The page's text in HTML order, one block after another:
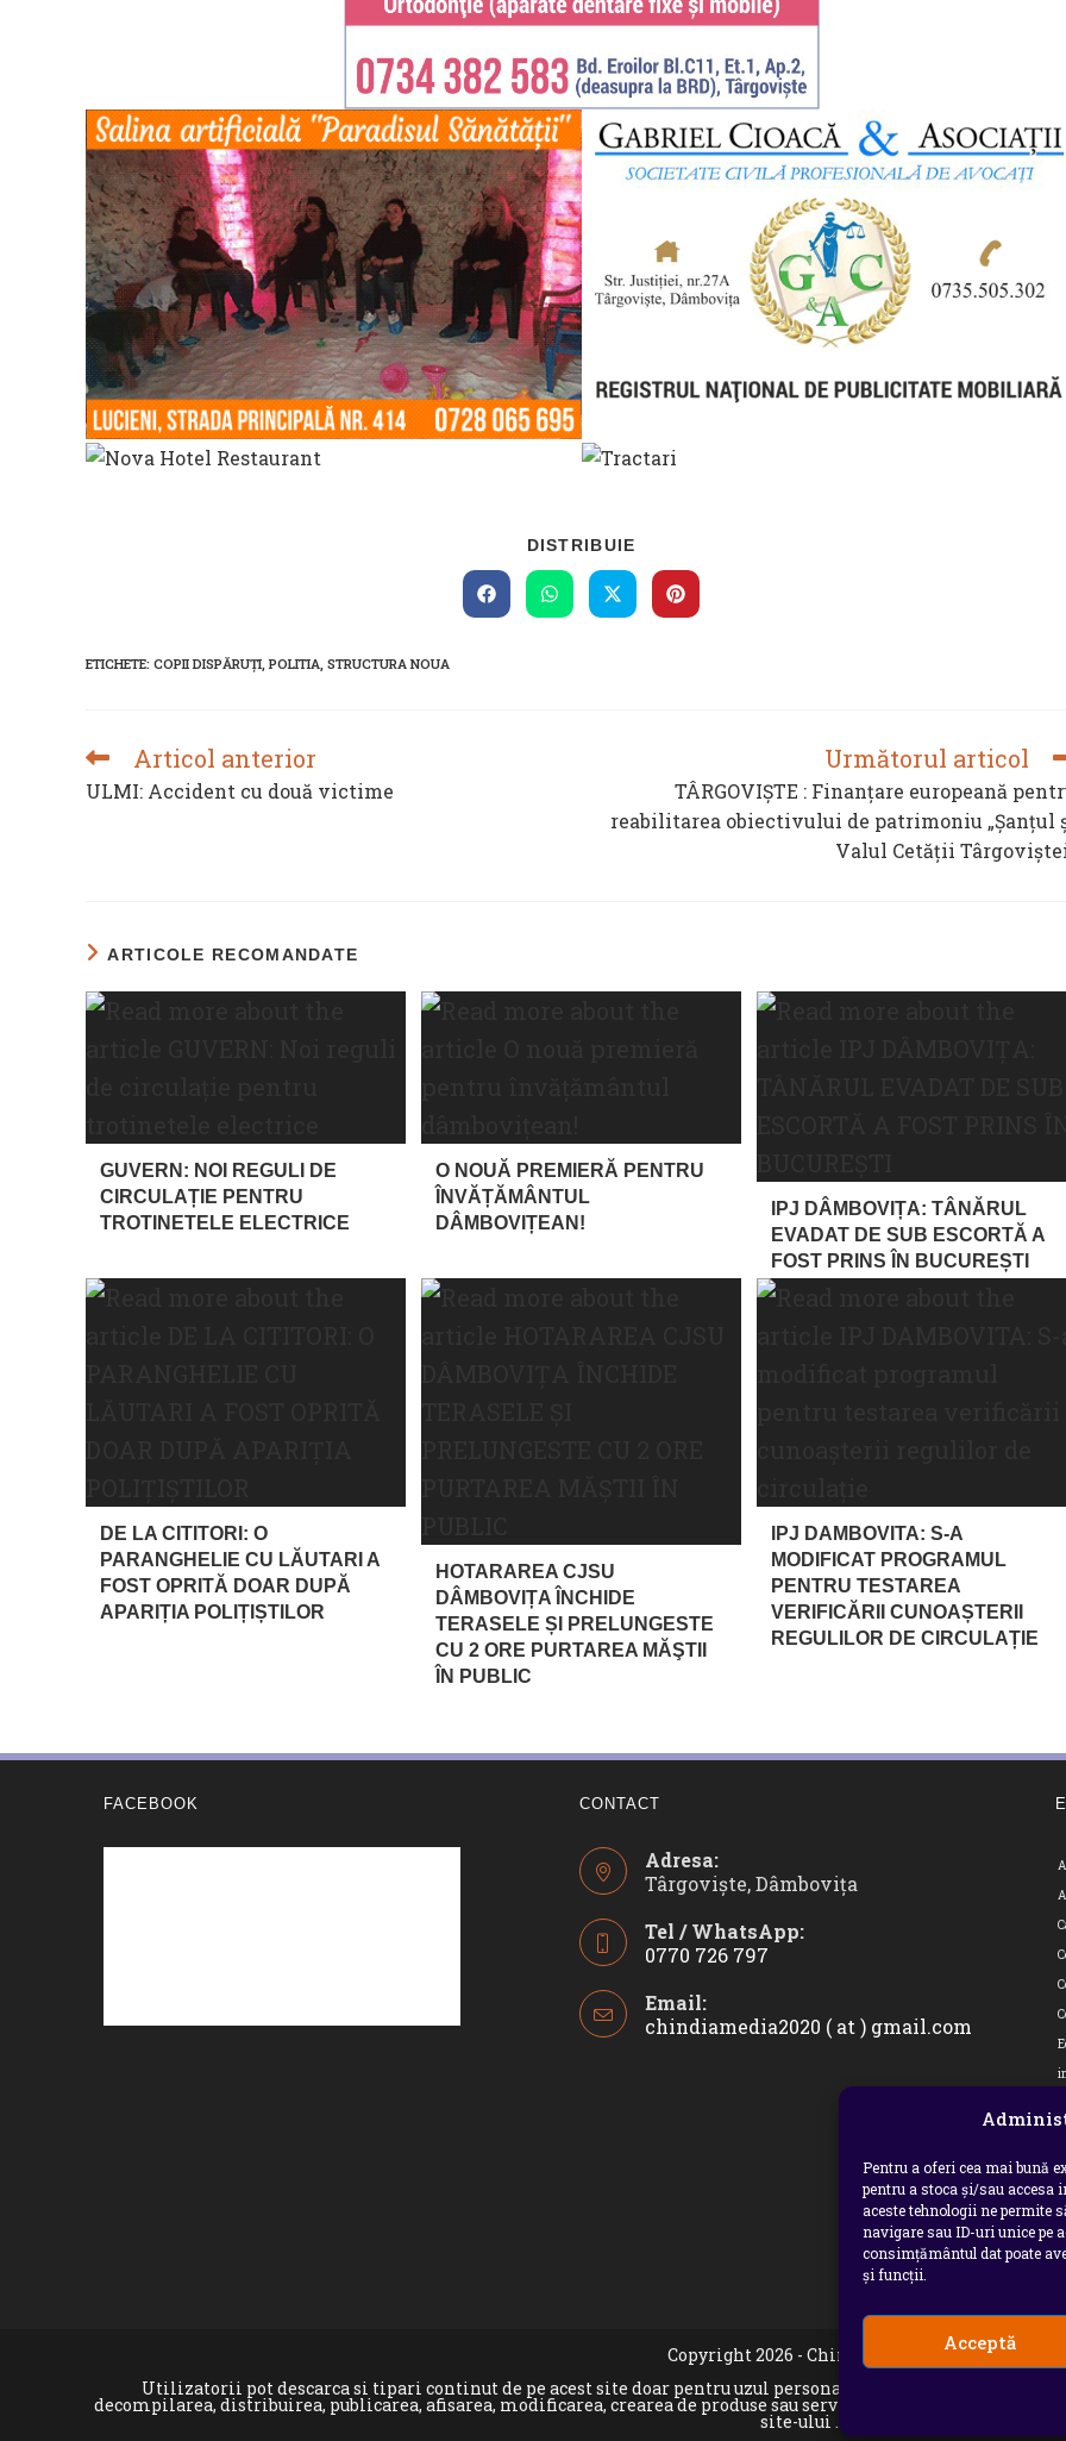
Pentru a oferi cea mai bună
pentru a stoca și/sau
aceste tehnologii ne permite
navigare sau ID-uri unice pe
consimțământul dat poate
și funcții.
Acceptă
DISTRIBUIE
THIS
CONTENT
Opens
in
Opens
in
Opens
in
Opens
in
ETICHETE: COPII DISPĂRUȚI POLITIA STRUCTURA NOUA
READ
ARTICLES
Articol anterior
ULMI: Accident cu două victime
Următorul articol
TÂRGOVIȘTE : Finanțare europeană
reabilitarea obiectivului de patrimoniu „Șanțul
Valul Cetății
ARTICOLE RECOMANDATE
GUVERN: NOI REGULI DE
CIRCULAȚIE PENTRU
TROTINETELE ELECTRICE
O NOUĂ PREMIERĂ PENTRU
ÎNVĂȚĂMÂNTUL
DÂMBOVIȚEAN!
IPJ DÂMBOVIȚA: TÂNĂRUL
EVADAT DE SUB ESCORTĂ A
FOST PRINS ÎN BUCUREȘTI
DE LA CITITORI: O
PARANGHELIE CU LĂUTARI A
FOST OPRITĂ DOAR DUPĂ
APARIȚIA POLIȚIȘTILOR
HOTARAREA CJSU
DÂMBOVIȚA ÎNCHIDE
TERASELE ȘI PRELUNGESTE
CU 2 ORE PURTAREA MĂŞTII
ÎN PUBLIC
IPJ DAMBOVITA: S-A
MODIFICAT PROGRAMUL
PENTRU TESTAREA
VERIFICĂRII CUNOAȘTERII
REGULILOR DE CIRCULAȚIE
FACEBOOK CONTACT
Adresa:
Târgoviște, Dâmbovița
Tel / WhatsApp:
0770 726 797
in
your
Email:
chindiamedia2020 ( at ) gmail.com
Copyright 2026 - Chindia Media
Utilizatorii pot descarca si tipari continut de pe acest site doar pentru uzul personal sau necomercial. Sunt
decompilarea, distribuirea, publicarea, afisarea, modificarea, crearea de produse sau servicii complete derivate,
site-ului .